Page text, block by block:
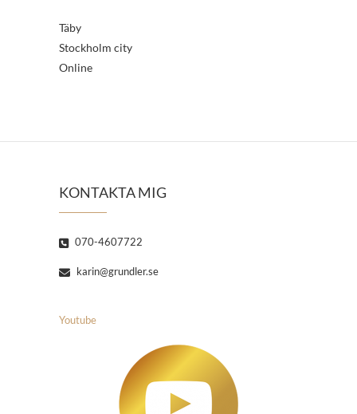
Täby
Stockholm city
Online
KONTAKTA MIG
070-4607722
karin@grundler.se
Youtube